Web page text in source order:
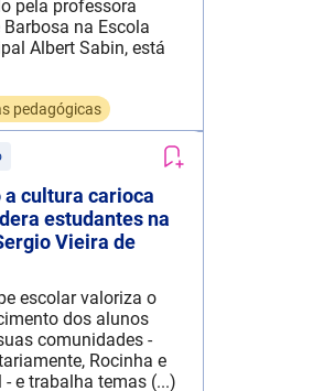
pela professora
Barbosa na Escola
Albert Sabin, está
pedagógicas
a cultura carioca
estudantes na
Vieira de
escolar valoriza o
dos alunos
comunidades -
Rocinha e
- e trabalha temas (...)